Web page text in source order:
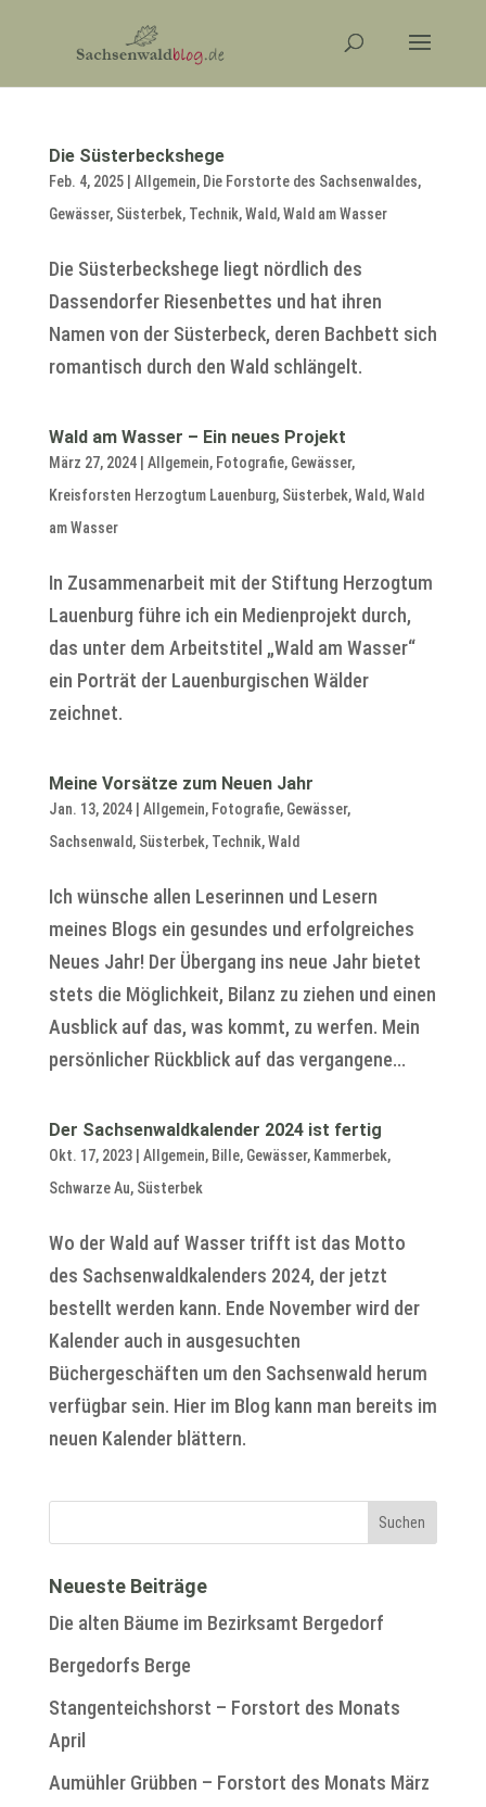
Die Süsterbeckshege
Feb. 4, 2025| Allgemein, Die Forstorte des Sachsenwaldes,
Gewässer, Süsterbek, Technik,Wald,Wald am Wasser
Die Süsterbeckshege liegt nördlich des
Dassendorfer Riesenbettes und hat ihren
Namen von der Süsterbeck, deren Bachbett sich
romantisch durch den Wald schlängelt.
Wald am Wasser – Ein neues Projekt
März 27, 2024| Allgemein, Fotografie, Gewässer,
Kreisforsten Herzogtum Lauenburg, Süsterbek,Wald,Wald
am Wasser
In Zusammenarbeit mit der Stiftung Herzogtum
Lauenburg führe ich ein Medienprojekt durch,
das unter dem Arbeitstitel „Wald am Wasser“
ein Porträt der Lauenburgischen Wälder
zeichnet.
Meine Vorsätze zum Neuen Jahr
Jan. 13, 2024| Allgemein, Fotografie, Gewässer,
Sachsenwald, Süsterbek, Technik,Wald
Ich wünsche allen Leserinnen und Lesern
meines Blogs ein gesundes und erfolgreiches
Neues Jahr! Der Übergang ins neue Jahr bietet
stets die Möglichkeit, Bilanz zu ziehen und einen
Ausblick auf das, was kommt, zu werfen. Mein
persönlicher Rückblick auf das vergangene...
Der Sachsenwaldkalender 2024 ist fertig
Okt. 17, 2023| Allgemein, Bille, Gewässer, Kammerbek,
Schwarze Au, Süsterbek
Wo der Wald auf Wasser trifft ist das Motto
des Sachsenwaldkalenders 2024, der jetzt
bestellt werden kann. Ende November wird der
Kalender auch in ausgesuchten
Büchergeschäften um den Sachsenwald herum
verfügbar sein. Hier im Blog kann man bereits im
neuen Kalender blättern.
Neueste Beiträge
Die alten Bäume im Bezirksamt Bergedorf
Bergedorfs Berge
Stangenteichshorst – Forstort des Monats
April
Aumühler Grübben – Forstort des Monats März